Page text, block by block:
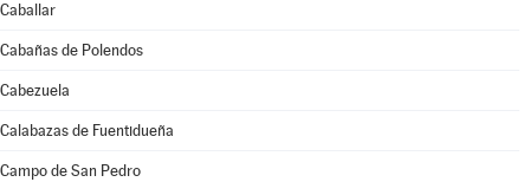
Caballar
Cabañas de Polendos
Cabezuela
Calabazas de Fuentidueña
Campo de San Pedro